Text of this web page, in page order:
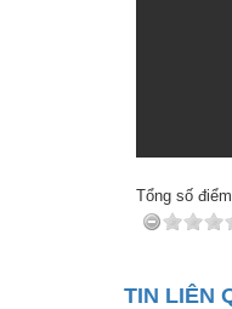
Tổng số
TIN LIÊN